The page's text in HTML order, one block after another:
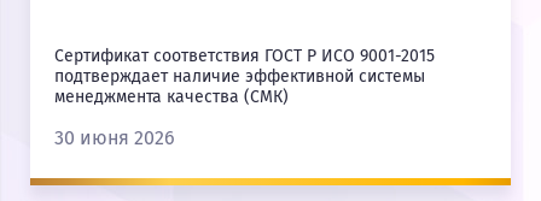
Сертификат соответствия ГОСТ Р ИСО 9001-2015
подтверждает наличие эффективной системы
менеджмента качества (СМК)
30 июня 2026